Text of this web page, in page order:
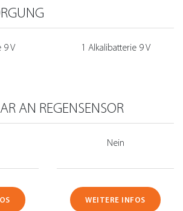
9 V 1 Alkalibatterie 9 V
AN REGENSENSOR
Nein
WEITERE INFOS